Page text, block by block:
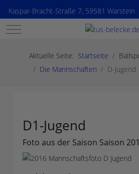
Kaspar-Bracht-Straße 7, 59581 Warstein
Mobile Menu Toggle
Aktuelle Seite: Startseite
Die Mannschaften
D-Jugend
D1-Jugend
Foto aus der Saison Saison